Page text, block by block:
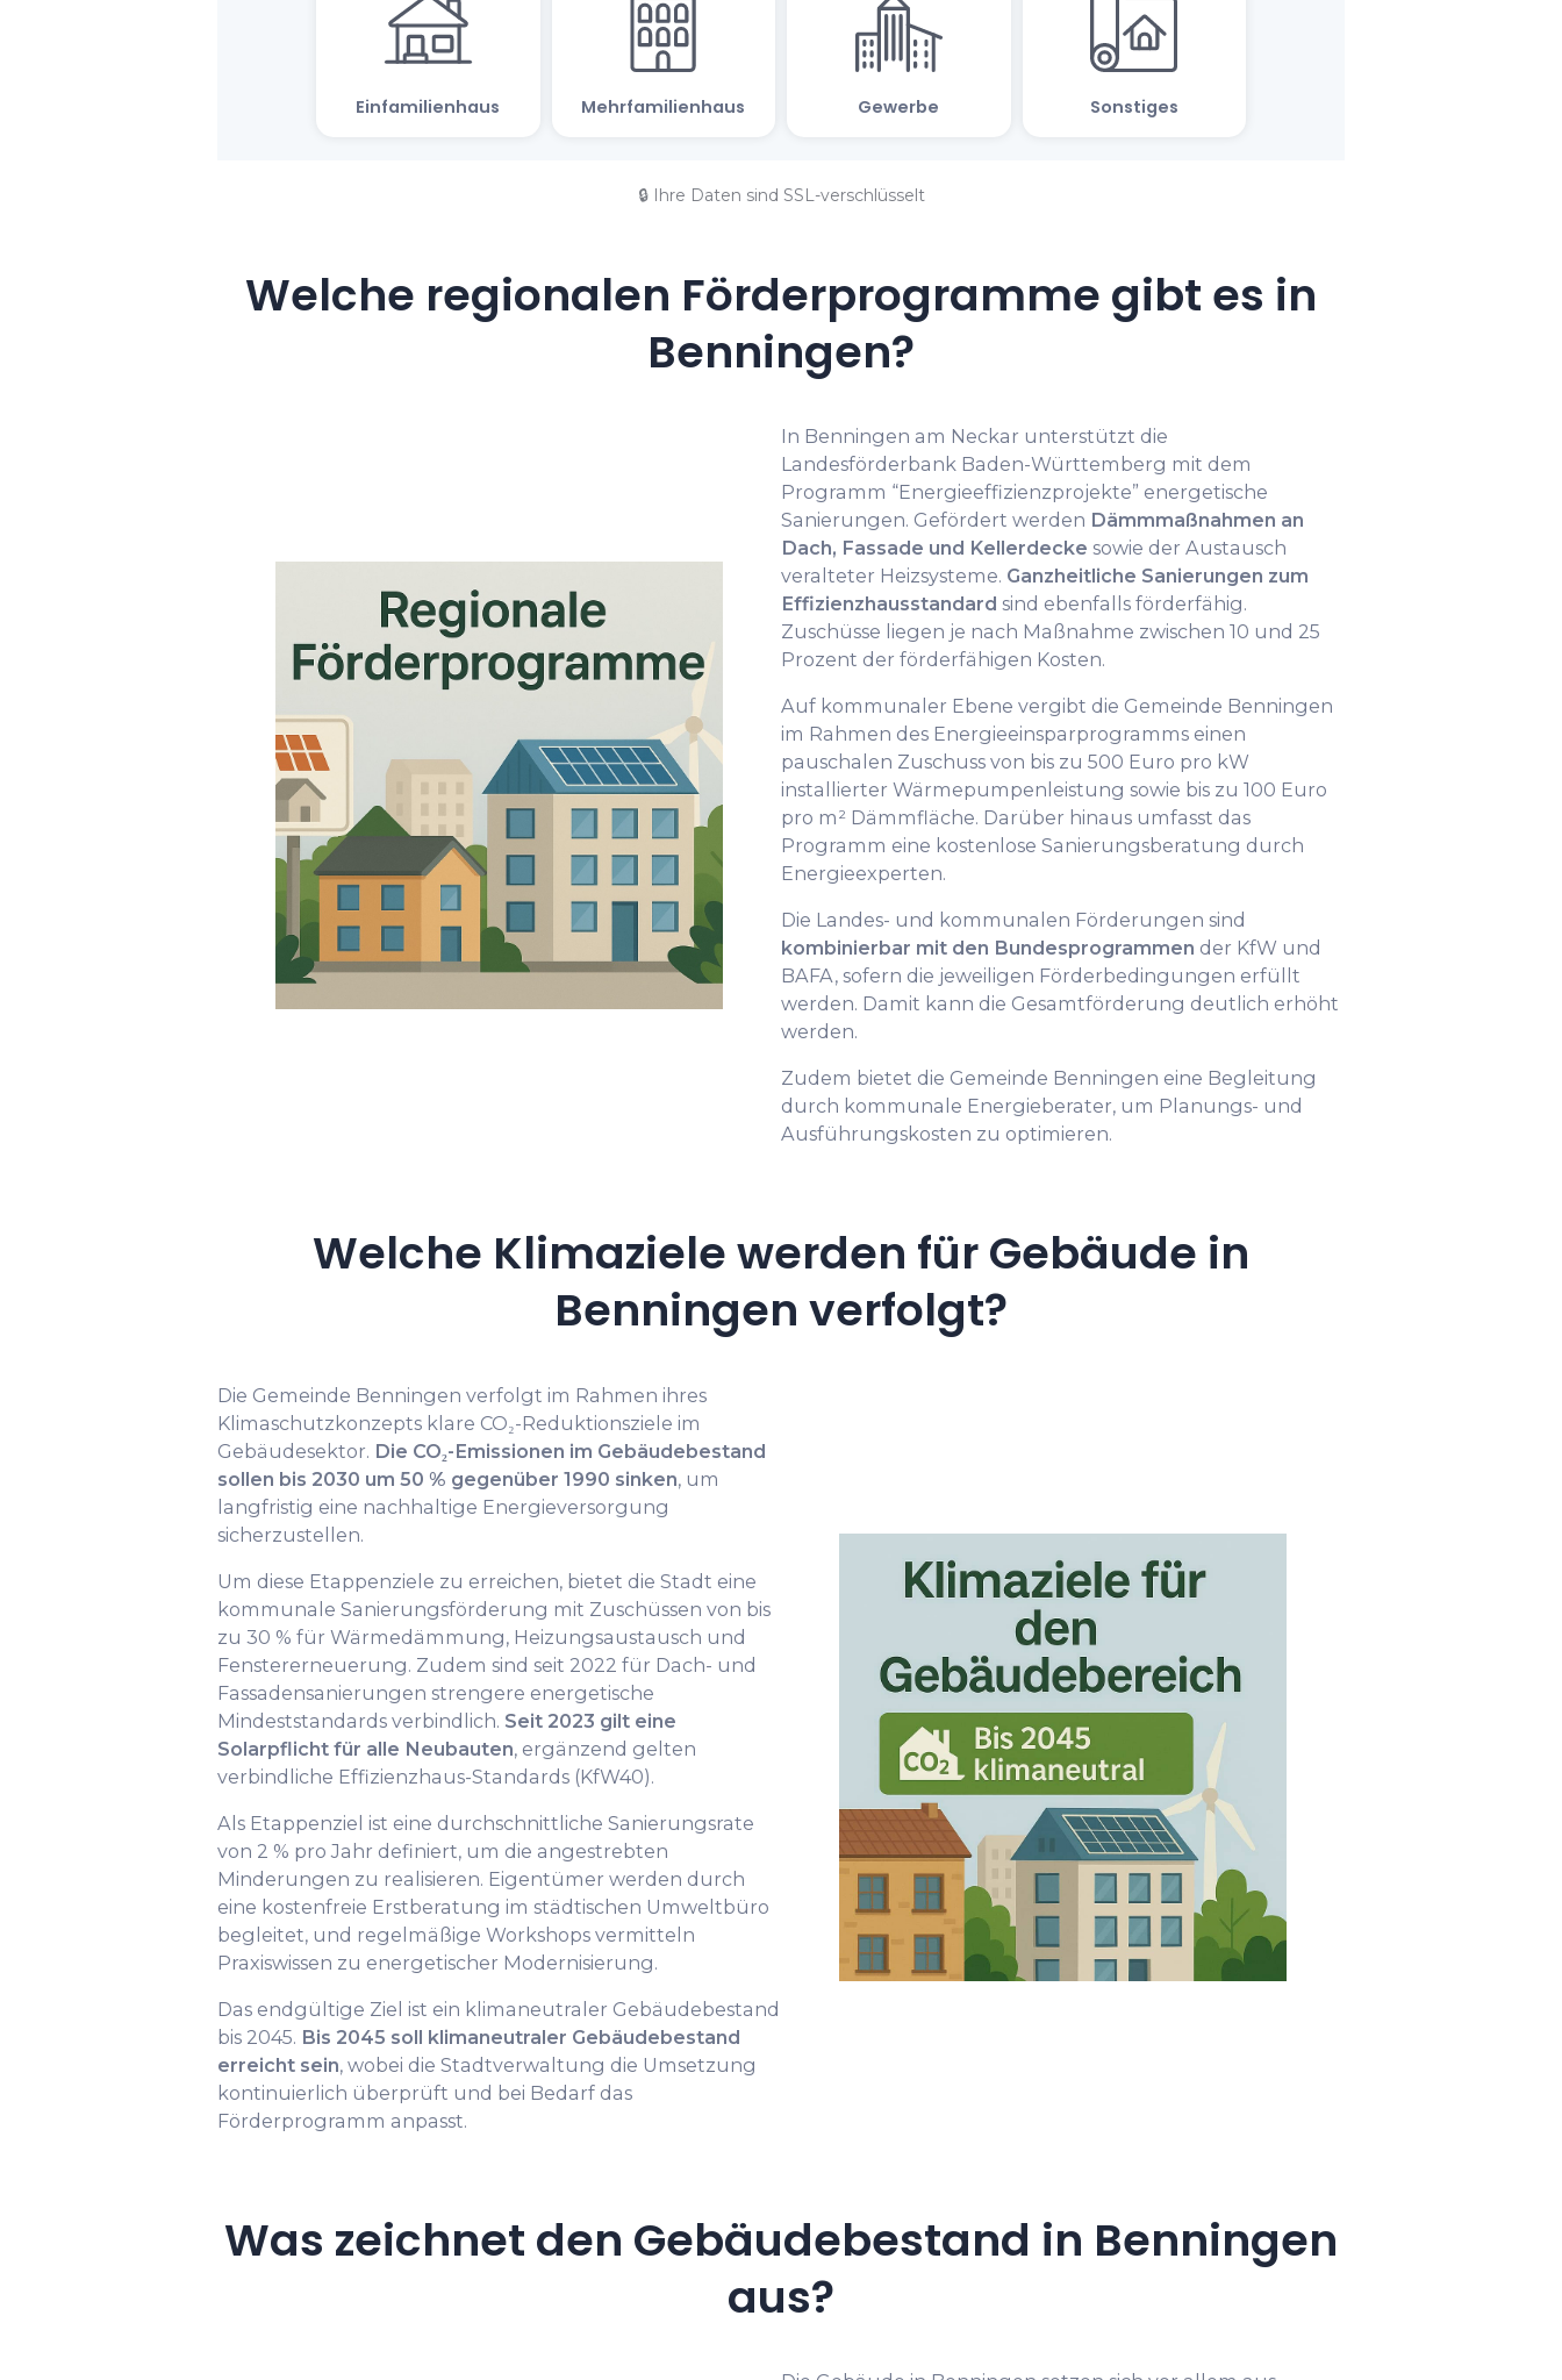
🔒 Ihre Daten sind SSL-verschlüsselt
Welche regionalen Förderprogramme gibt es in
Benningen?
In Benningen am Neckar unterstützt die
Landesförderbank Baden-Württemberg mit dem
Programm “Energieeffizienzprojekte” energetische
Sanierungen. Gefördert werden Dämmmaßnahmen an
Dach, Fassade und Kellerdecke sowie der Austausch
veralteter Heizsysteme. Ganzheitliche Sanierungen zum
Effizienzhausstandard sind ebenfalls förderfähig.
Zuschüsse liegen je nach Maßnahme zwischen 10 und 25
Prozent der förderfähigen Kosten.
Auf kommunaler Ebene vergibt die Gemeinde Benningen
im Rahmen des Energieeinsparprogramms einen
pauschalen Zuschuss von bis zu 500 Euro pro kW
installierter Wärmepumpenleistung sowie bis zu 100 Euro
pro m² Dämmfläche. Darüber hinaus umfasst das
Programm eine kostenlose Sanierungsberatung durch
Energieexperten.
Die Landes- und kommunalen Förderungen sind
kombinierbar mit den Bundesprogrammen der KfW und
BAFA, sofern die jeweiligen Förderbedingungen erfüllt
werden. Damit kann die Gesamtförderung deutlich erhöht
werden.
Zudem bietet die Gemeinde Benningen eine Begleitung
durch kommunale Energieberater, um Planungs- und
Ausführungskosten zu optimieren.
Welche Klimaziele werden für Gebäude in
Benningen verfolgt?
Die Gemeinde Benningen verfolgt im Rahmen ihres
Klimaschutzkonzepts klare CO₂-Reduktionsziele im
Gebäudesektor. Die CO₂-Emissionen im Gebäudebestand
sollen bis 2030 um 50 % gegenüber 1990 sinken, um
langfristig eine nachhaltige Energieversorgung
sicherzustellen.
Um diese Etappenziele zu erreichen, bietet die Stadt eine
kommunale Sanierungsförderung mit Zuschüssen von bis
zu 30 % für Wärmedämmung, Heizungsaustausch und
Fenstererneuerung. Zudem sind seit 2022 für Dach- und
Fassadensanierungen strengere energetische
Mindeststandards verbindlich. Seit 2023 gilt eine
Solarpflicht für alle Neubauten, ergänzend gelten
verbindliche Effizienzhaus-Standards (KfW40).
Als Etappenziel ist eine durchschnittliche Sanierungsrate
von 2 % pro Jahr definiert, um die angestrebten
Minderungen zu realisieren. Eigentümer werden durch
eine kostenfreie Erstberatung im städtischen Umweltbüro
begleitet, und regelmäßige Workshops vermitteln
Praxiswissen zu energetischer Modernisierung.
Das endgültige Ziel ist ein klimaneutraler Gebäudebestand
bis 2045. Bis 2045 soll klimaneutraler Gebäudebestand
erreicht sein, wobei die Stadtverwaltung die Umsetzung
kontinuierlich überprüft und bei Bedarf das
Förderprogramm anpasst.
Was zeichnet den Gebäudebestand in Benningen
aus?